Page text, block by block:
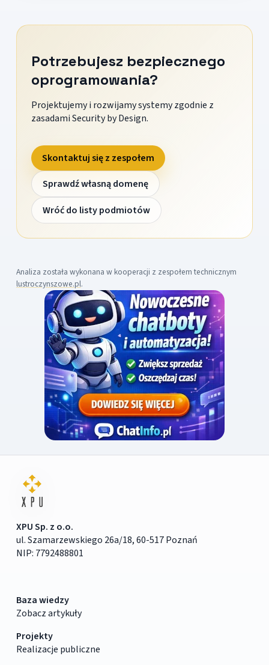
Potrzebujesz bezpiecznego
oprogramowania?
Projektujemy i rozwijamy systemy zgodnie z
zasadami Security by Design.
Skontaktuj się z zespołem
Sprawdź własną domenę
Wróć do listy podmiotów
Analiza została wykonana w kooperacji z zespołem technicznym
lustroczynszowe.pl.
XPU Sp. z o.o.
ul. Szamarzewskiego 26a/18, 60-517 Poznań
NIP: 7792488801
Baza wiedzy
Zobacz artykuły
Projekty
Realizacje publiczne